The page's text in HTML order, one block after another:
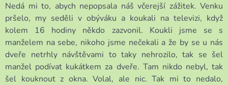
Nedá mi to, abych nepopsala náš včerejší zážitek. Venku
pršelo, my seděli v obýváku a koukali na televizi, když
kolem 16 hodiny někdo zazvonil. Koukli jsme se s
manželem na sebe, nikoho jsme nečekali a že by se u nás
dveře netrhly návštěvami to taky nehrozilo, tak se šel
manžel podívat kukátkem za dveře. Tam nikdo nebyl, tak
šel kouknout z okna. Volal, ale nic. Tak mi to nedalo,